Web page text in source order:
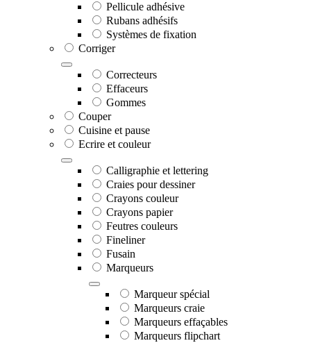
Pellicule adhésive
Rubans adhésifs
Systèmes de fixation
Corriger
Correcteurs
Effaceurs
Gommes
Couper
Cuisine et pause
Ecrire et couleur
Calligraphie et lettering
Craies pour dessiner
Crayons couleur
Crayons papier
Feutres couleurs
Fineliner
Fusain
Marqueurs
Marqueur spécial
Marqueurs craie
Marqueurs effaçables
Marqueurs flipchart